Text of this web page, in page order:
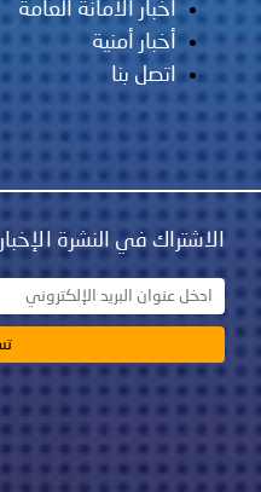
أخبار الأمانة العامة
أخبار أمنية
اتصل بنا
الاشتراك في النشرة